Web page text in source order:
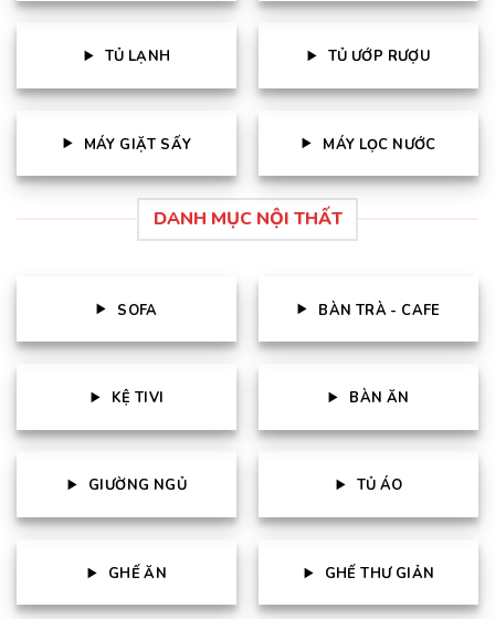
TỦ LẠNH TỦ ƯỚP RƯỢU
MÁY GIẶT SẤY MÁY LỌC NƯỚC
DANH MỤC NỘI THẤT
SOFA BÀN TRÀ - CAFE
KỆ TIVI BÀN ĂN
GIƯỜNG NGỦ TỦ ÁO
GHẾ ĂN GHẾ THƯ GIẢN